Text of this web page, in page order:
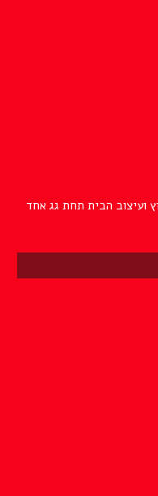
ועיצוב הבית תחת גג אחד